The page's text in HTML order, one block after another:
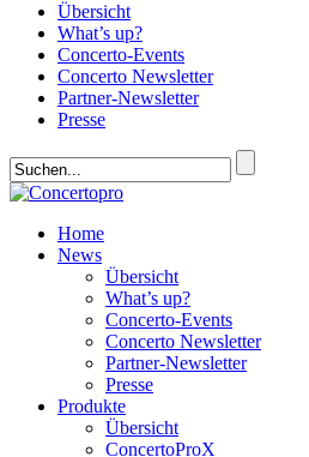
Übersicht
What’s up?
Concerto-Events
Concerto Newsletter
Partner-Newsletter
Presse
Home
News
Übersicht
What’s up?
Concerto-Events
Concerto Newsletter
Partner-Newsletter
Presse
Produkte
Übersicht
ConcertoProX